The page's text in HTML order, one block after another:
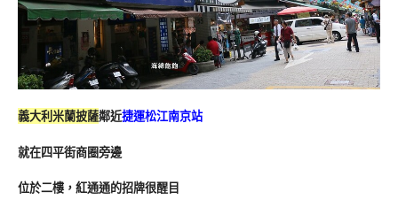
義大利米蘭披薩鄰近捷運松江南京站
就在四平街商圈旁邊
位於二樓，紅通通的招牌很醒目